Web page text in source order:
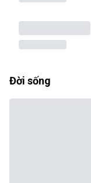
Đời sống